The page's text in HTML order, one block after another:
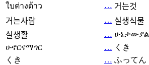
ใบต่างด้าว
… 거는것
거는사람
… 실생식물
실생활
…
ሁኖርናማጎር
… くき
くき
… ふってん